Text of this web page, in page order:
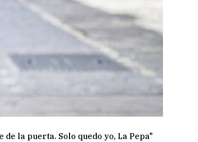
la puerta. Solo quedo yo, La Pepa"